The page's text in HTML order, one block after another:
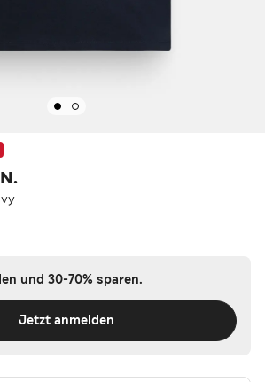
und 30-70% sparen.
Jetzt anmelden